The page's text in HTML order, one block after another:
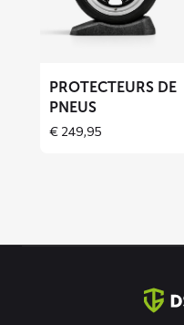
Protecteurs
PROTECTEURS DE
PNEUS
€249,95